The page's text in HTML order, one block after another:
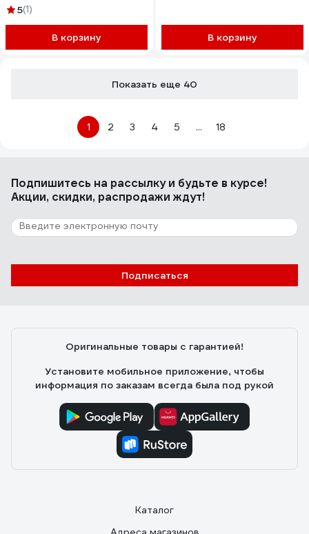
5(1)
В корзину В корзину
Показать еще 40
1 2 3 4 5 ... 18
Подпишитесь на рассылкуи будьте в курсе!
Акции, скидки, распродажи ждут!
Подписаться
Оригинальные товары с гарантией!
Установите мобильное приложение, чтобы
информация по заказам всегда была под рукой
Каталог